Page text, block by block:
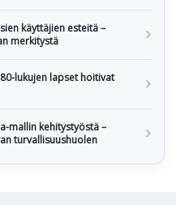
käyttäjien esteitä –
merkitystä
lukujen lapset hoitivat
mallin kehitystyöstä –
turvallisuushuolen